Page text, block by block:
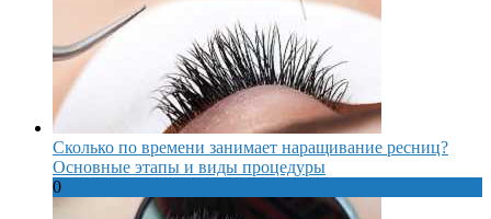
Сколько по времени занимает наращивание ресниц?
Основные этапы и виды процедуры
0